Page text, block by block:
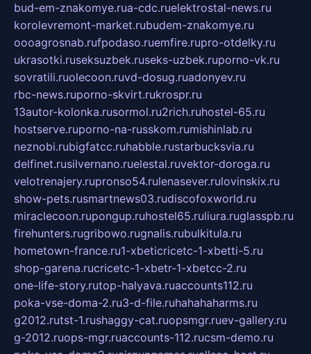
bud-em-znakomye.rua-cdc.ruelektrostal-news.ru
korolevremont-market.rubudem-znakomye.ru
oooagrosnab.rufpodaso.ruemfire.rupro-otdelky.ru
ukrasotki.ruseksuzbek.ruseks-uzbek.ruporno-vk.ru
sovratili.ruolecoon.ruvd-dosug.ruadonyev.ru
rbc-news.ruporno-skvirt.rukrospr.ru
13autor-kolonka.rusormol.ru2rich.ruhostel-65.ru
hostserve.ruporno-na-russkom.rumishinlab.ru
neznobi.rubigfatcc.ruhabble.rustarbucksvia.ru
delfinet.rusilvernano.ruelestal.ruvektor-doroga.ru
velotrenajery.rupronso54.rulenasever.rulovinskix.ru
show-pets.rusmartnews03.rudiscofoxworld.ru
miraclecoon.rupongup.ruhostel65.ruliura.ruglasspb.ru
firehunters.rugribowo.rugnalis.rubulkitula.ru
hometown-france.ru1-xbeticricetc-1-xbetti-5.ru
shop-garena.rucricetc-1-xbetr-1-xbetcc-2.ru
one-life-story.rutop-halyava.ruaccounts112.ru
poka-vse-doma-2.ru3-d-file.ruhahahaharms.ru
g2012.rutst-1.rushaggy-cat.ruopsmgr.ruev-gallery.ru
g-2012.ruops-mgr.ruaccounts-112.rucsm-demo.ru